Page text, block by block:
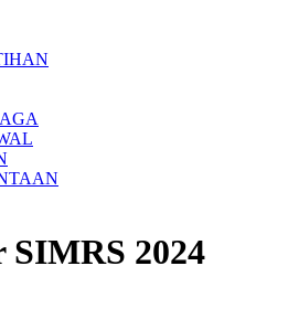
SIMRS 2024